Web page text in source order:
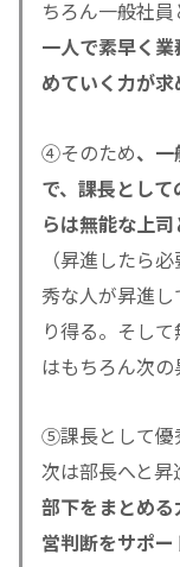
ちろん一般社員
一人で素早く
めていく力が求
④そのため、
で、課長とし
らは無能な上司
（昇進したら
秀な人が昇進
り得る。そし
はもちろん次の
⑤課長として優
次は部長へと昇
部下をまとめ
営判断をサポ